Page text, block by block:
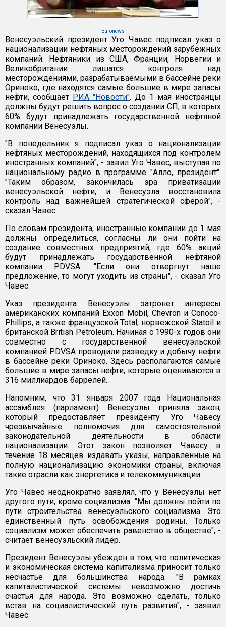
Euronews
Венесуэльский президент Уго Чавес подписал указ о
национализации нефтяных месторождений зарубежных
компаний. Нефтяники из США, Франции, Норвегии и
Великобритании лишатся контроля над
месторождениями, разрабатываемыми в бассейне реки
Ориноко, где находятся самые большие в мире запасы
нефти, сообщает РИА "Новости". До 1 мая иностранцы
должны будут решить вопрос о создании СП, в которых
60% будут принадлежать государственной нефтяной
компании Венесуэлы.
"В понедельник я подписал указ о национализации
нефтяных месторождений, находящихся под контролем
иностранных компаний", - завил Уго Чавес, выступая по
национальному радио в программе "Алло, президент".
"Таким образом, закончилась эра приватизации
венесуэльской нефти, и Венесуэла восстановила
контроль над важнейшей стратегической сферой", -
сказал Чавес.
По словам президента, иностранные компании до 1 мая
должны определиться, согласны ли они пойти на
создание совместных предприятий, где 60% акций
будут принадлежать государственной нефтяной
компании PDVSA. "Если они отвергнут наше
предложение, то могут уходить из страны", - сказал Уго
Чавес.
Указ президента Венесуэлы затронет интересы
американских компаний Exxon Mobil, Chevron и Conoco-
Phillips, а также французской Total, норвежской Statoil и
британской British Petroleum. Начиная с 1990-х годов они
совместно с государственной венесуэльской
компанией PDVSA проводили разведку и добычу нефти
в бассейне реки Ориноко. Здесь располагаются самые
большие в мире запасы нефти, которые оцениваются в
316 миллиардов баррелей.
Напомним, что 31 января 2007 года Национальная
ассамблея (парламент) Венесуэлы приняла закон,
который предоставляет президенту Уго Чавесу
чрезвычайные полномочия для самостоятельной
законодательной деятельности в области
национализации. Этот закон позволяет Чавесу в
течение 18 месяцев издавать указы, направленные на
полную национализацию экономики страны, включая
такие отрасли как энергетика и телекоммуникации.
Уго Чавес неоднократно заявлял, что у Венесуэлы нет
другого пути, кроме социализма. "Мы должны пойти по
пути строительства венесуэльского социализма. Это
единственный путь освобождения родины. Только
социализм может обеспечить равенство в обществе", -
считает венесуэльский лидер.
Президент Венесуэлы убежден в том, что политическая
и экономическая система капитализма приносит только
несчастье для большинства народа. "В рамках
капиталистической системы невозможно достичь
счастья для народа. Это возможно сделать, только
встав на социалистический путь развития", - заявил
Чавес.